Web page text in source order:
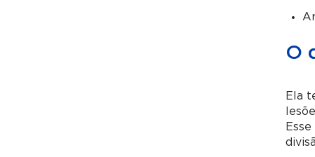
O
Ela